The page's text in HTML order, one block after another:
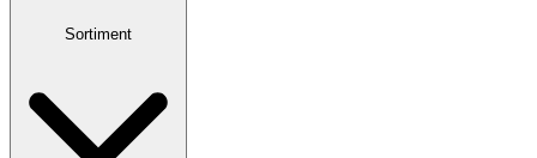
Sortiment